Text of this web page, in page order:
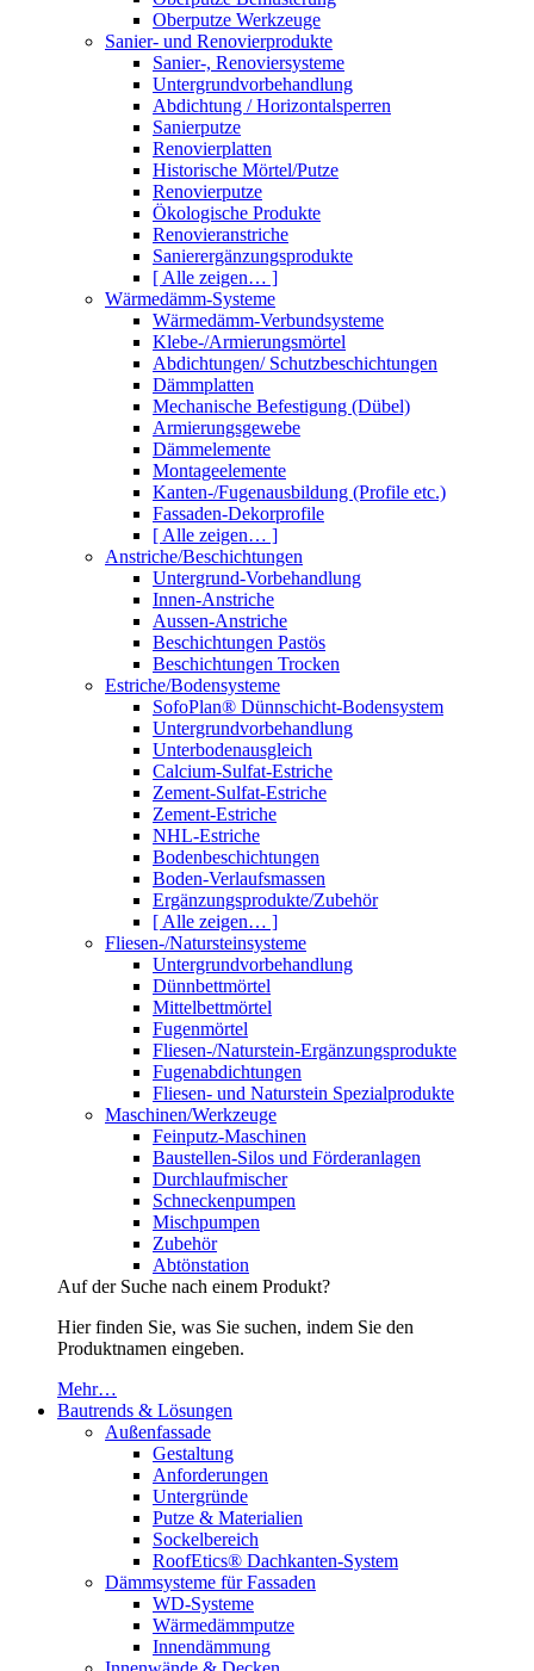
Oberputze Werkzeuge
Sanier- und Renovierprodukte
Sanier-, Renoviersysteme
Untergrundvorbehandlung
Abdichtung / Horizontalsperren
Sanierputze
Renovierplatten
Historische Mörtel/Putze
Renovierputze
Ökologische Produkte
Renovieranstriche
Sanierergänzungsprodukte
[ Alle zeigen… ]
Wärmedämm-Systeme
Wärmedämm-Verbundsysteme
Klebe-/Armierungsmörtel
Abdichtungen/ Schutzbeschichtungen
Dämmplatten
Mechanische Befestigung (Dübel)
Armierungsgewebe
Dämmelemente
Montageelemente
Kanten-/Fugenausbildung (Profile etc.)
Fassaden-Dekorprofile
[ Alle zeigen… ]
Anstriche/Beschichtungen
Untergrund-Vorbehandlung
Innen-Anstriche
Aussen-Anstriche
Beschichtungen Pastös
Beschichtungen Trocken
Estriche/Bodensysteme
SofoPlan® Dünnschicht-Bodensystem
Untergrundvorbehandlung
Unterbodenausgleich
Calcium-Sulfat-Estriche
Zement-Sulfat-Estriche
Zement-Estriche
NHL-Estriche
Bodenbeschichtungen
Boden-Verlaufsmassen
Ergänzungsprodukte/Zubehör
[ Alle zeigen… ]
Fliesen-/Natursteinsysteme
Untergrundvorbehandlung
Dünnbettmörtel
Mittelbettmörtel
Fugenmörtel
Fliesen-/Naturstein-Ergänzungsprodukte
Fugenabdichtungen
Fliesen- und Naturstein Spezialprodukte
Maschinen/Werkzeuge
Feinputz-Maschinen
Baustellen-Silos und Förderanlagen
Durchlaufmischer
Schneckenpumpen
Mischpumpen
Zubehör
Abtönstation
Auf der Suche nach einem Produkt?
Hier finden Sie, was Sie suchen, indem Sie den
Produktnamen eingeben.
Mehr…
Bautrends & Lösungen
Außenfassade
Gestaltung
Anforderungen
Untergründe
Putze & Materialien
Sockelbereich
RoofEtics® Dachkanten-System
Dämmsysteme für Fassaden
WD-Systeme
Wärmedämmputze
Innendämmung